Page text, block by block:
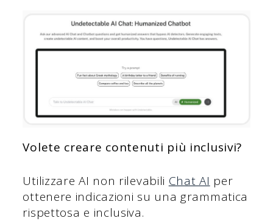
Volete creare contenuti più inclusivi?
Utilizzare AI non rilevabili Chat AI per
ottenere indicazioni su una grammatica
rispettosa e inclusiva.